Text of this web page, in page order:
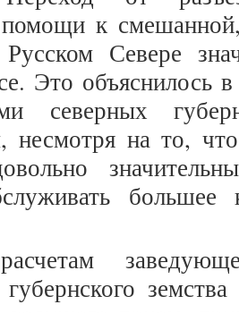
к
Севере
Это объяснилось
северных
несмотря на то,
большее
губернского